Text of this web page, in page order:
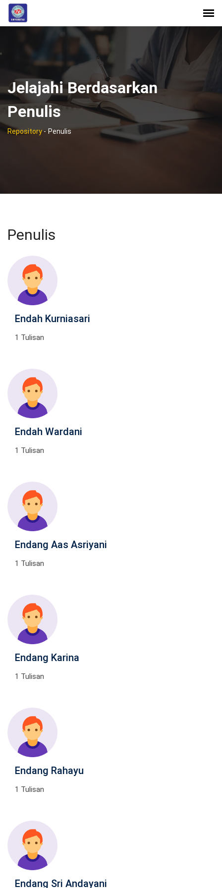
Jelajahi Berdasarkan
Penulis
Repository- Penulis
Penulis
Endah Kurniasari
1 Tulisan
Endah Wardani
1 Tulisan
Endang Aas Asriyani
1 Tulisan
Endang Karina
1 Tulisan
Endang Rahayu
1 Tulisan
Endang Sri Andayani